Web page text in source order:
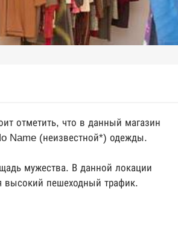
отметить, что в данный магазин
Name (неизвестной*) одежды.
мужества. В данной локации
пешеходный трафик.